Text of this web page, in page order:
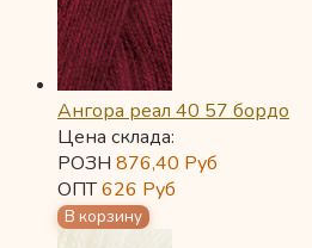
Ангора реал 40 57 бордо
Цена склада:
РОЗН 876,40 Руб
ОПТ626 Руб